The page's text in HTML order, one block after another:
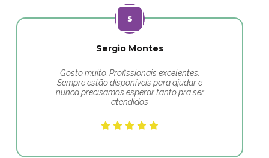
Sergio Montes
Gosto muito. Profissionais excelentes.
Sempre estão disponíveis para ajudar e
nunca precisamos esperar tanto pra ser
atendidos